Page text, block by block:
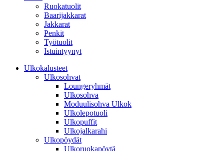
Ruokatuolit
Baarijakkarat
Jakkarat
Penkit
Työtuolit
Istuintyynyt
Ulkokalusteet
Ulkosohvat
Loungeryhmät
Ulkosohva
Moduulisohva Ulkok
Ulkolepotuoli
Ulkopuffit
Ulkojalkarahi
Ulkopöydät
Ulkoruokapöytä